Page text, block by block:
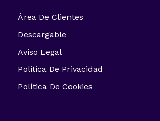
Área De Clientes
Descargable
Aviso Legal
Politica De Privacidad
Política De Cookies